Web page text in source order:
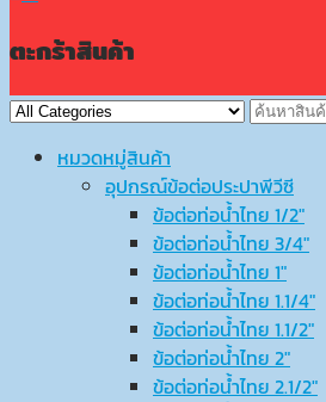
ตะกร้าสินค้า
หมวดหมู่สินค้า
อุปกรณ์ข้อต่อประปาพีวีซี
ข้อต่อท่อน้ำไทย 1/2″
ข้อต่อท่อน้ำไทย 3/4″
ข้อต่อท่อน้ำไทย 1″
ข้อต่อท่อน้ำไทย 1.1/4″
ข้อต่อท่อน้ำไทย 1.1/2″
ข้อต่อท่อน้ำไทย 2″
ข้อต่อท่อน้ำไทย 2.1/2″